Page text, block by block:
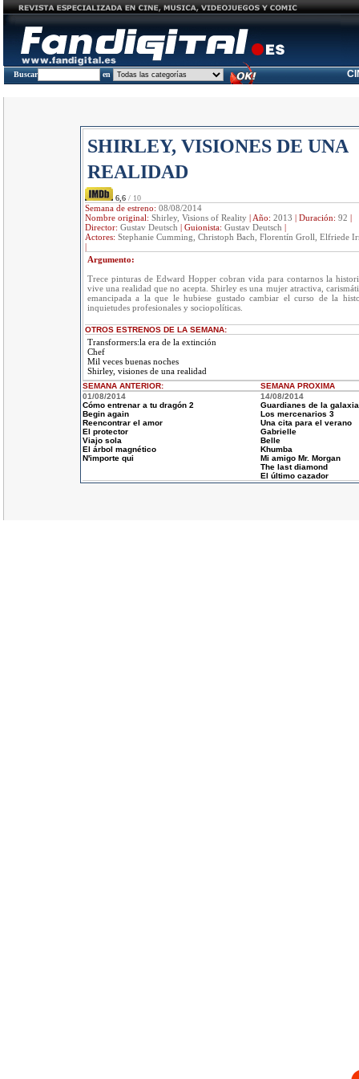
Buscar en
SHIRLEY, VISIONES DE UNA
REALIDAD
6,6 / 10
Semana de estreno: 08/08/2014
Nombre original: Shirley, Visions of Reality| Año: 2013 | Duración: 92 |
Director: Gustav Deutsch | Guionista: Gustav Deutsch |
Actores: Stephanie Cumming, Christoph Bach, Florentín Groll, Elfriede
|
Argumento:
Trece pinturas de Edward Hopper cobran vida para contarnos la
vive una realidad que no acepta. Shirley es una mujer atractiva,
emancipada a la que le hubiese gustado cambiar el curso de la
inquietudes profesionales y sociopolíticas.
OTROS ESTRENOS DE LA SEMANA:
Transformers:la era de la extinción
Chef
Mil veces buenas noches
Shirley, visiones de una realidad
SEMANA ANTERIOR: SEMANA PROXIMA
01/08/2014
Cómo entrenar a tu dragón 2
Begin again
Reencontrar el amor
El protector
Viajo sola
El árbol magnético
N'importe qui
14/08/2014
Guardianes de la galaxia
Los mercenarios 3
Una cita para el verano
Gabrielle
Belle
Khumba
Mi amigo Mr. Morgan
The last diamond
El último cazador